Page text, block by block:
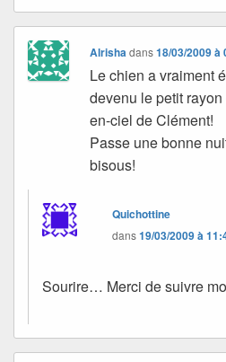
Alrishadans18/03/2009 à
Le chien a vraiment
devenu le petit
en-ciel de Clément!
Passe une bonne
bisous!
Quichottine
dans19/03/2009 à
Sourire… Merci de suivre